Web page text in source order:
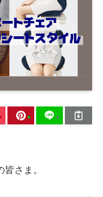
皆さま。